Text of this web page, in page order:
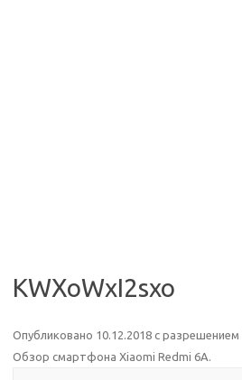
KWXoWxI2sxo
Опубликовано 10.12.2018 с разрешением
Обзор смартфона Xiaomi Redmi 6A.